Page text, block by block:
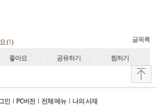
(1) 글목록
좋아요 공유하기 찜하기
인 l PC버전 l 전체 메뉴 l 나의 서재